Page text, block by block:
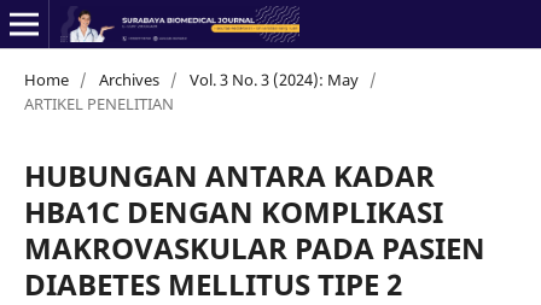
Home / Archives / Vol. 3 No. 3 (2024): May /
ARTIKEL PENELITIAN
HUBUNGAN ANTARA KADAR
HBA1C DENGAN KOMPLIKASI
MAKROVASKULAR PADA PASIEN
DIABETES MELLITUS TIPE 2